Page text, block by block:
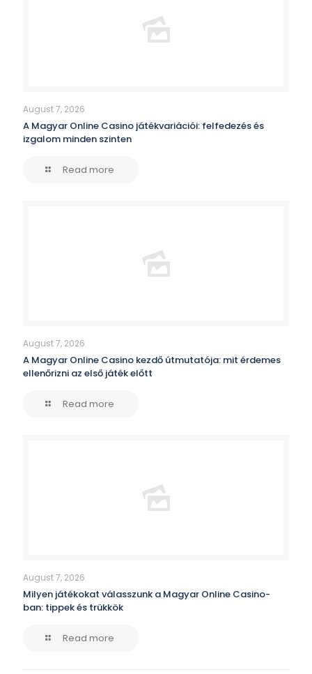
August 7, 2026
A Magyar Online Casino játékvariációi: felfedezés és
izgalom minden szinten
Read more
August 7, 2026
A Magyar Online Casino kezdő útmutatója: mit érdemes
ellenőrizni az első játék előtt
Read more
August 7, 2026
Milyen játékokat válasszunk a Magyar Online Casino-
ban: tippek és trükkök
Read more